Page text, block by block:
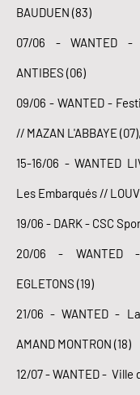
BAUDUEN (83)
07/06 - WANTED -
ANTIBES (06)
09/06 - WANTED -
// MAZAN L'ABBAYE (07),
15-16/06 - WANTED
Les Embarqués //
19/06 - DARK - CSC
20/06 -
EGLETONS (19)
21/06 - WANTED -
AMAND MONTRON (18)
12/07 - WANTED - Ville